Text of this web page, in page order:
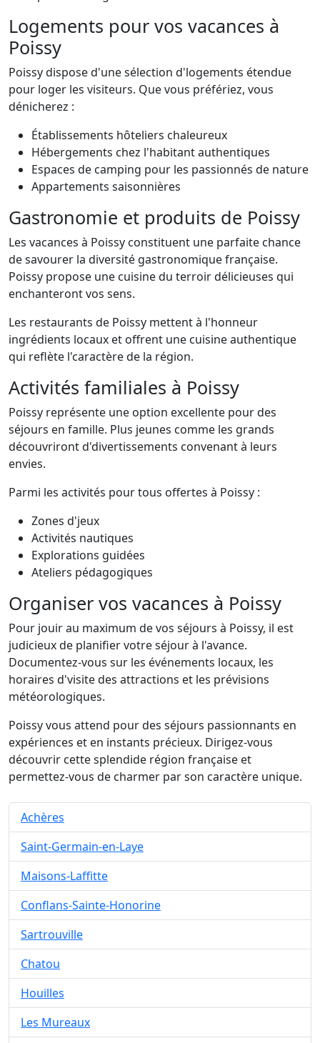
Logements pour vos vacances à
Poissy
Poissy dispose d'une sélection d'logements étendue
pour loger les visiteurs. Que vous préfériez, vous
dénicherez :
Établissements hôteliers chaleureux
Hébergements chez l'habitant authentiques
Espaces de camping pour les passionnés de nature
Appartements saisonnières
Gastronomie et produits de Poissy
Les vacances à Poissy constituent une parfaite chance
de savourer la diversité gastronomique française.
Poissy propose une cuisine du terroir délicieuses qui
enchanteront vos sens.
Les restaurants de Poissy mettent à l'honneur
ingrédients locaux et offrent une cuisine authentique
qui reflète l'caractère de la région.
Activités familiales à Poissy
Poissy représente une option excellente pour des
séjours en famille. Plus jeunes comme les grands
découvriront d'divertissements convenant à leurs
envies.
Parmi les activités pour tous offertes à Poissy :
Zones d'jeux
Activités nautiques
Explorations guidées
Ateliers pédagogiques
Organiser vos vacances à Poissy
Pour jouir au maximum de vos séjours à Poissy, il est
judicieux de planifier votre séjour à l'avance.
Documentez-vous sur les événements locaux, les
horaires d'visite des attractions et les prévisions
météorologiques.
Poissy vous attend pour des séjours passionnants en
expériences et en instants précieux. Dirigez-vous
découvrir cette splendide région française et
permettez-vous de charmer par son caractère unique.
Achères
Saint-Germain-en-Laye
Maisons-Laffitte
Conflans-Sainte-Honorine
Sartrouville
Chatou
Houilles
Les Mureaux